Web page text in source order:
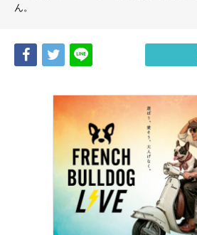
ん。
Share Tweet